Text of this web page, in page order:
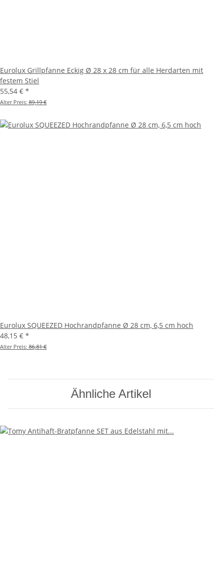
Eurolux Grillpfanne Eckig Ø 28 x 28 cm für alle Herdarten mit
festem Stiel
55,54 € *
Alter Preis: 89,19 €
Eurolux SQUEEZED Hochrandpfanne Ø 28 cm, 6,5 cm hoch
48,15 € *
Alter Preis: 86,81 €
Ähnliche Artikel